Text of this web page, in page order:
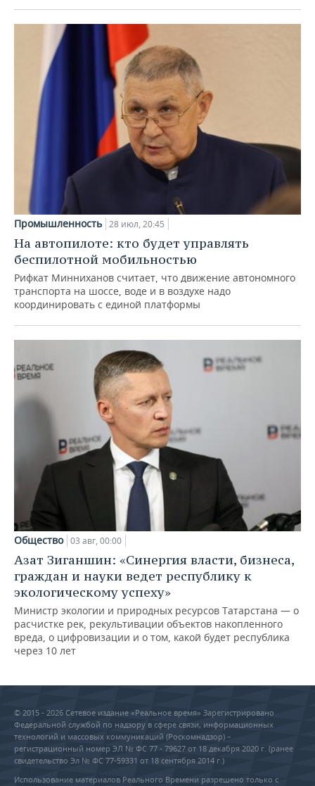
Промышленность 28 июл, 20:45
На автопилоте: кто будет управлять
беспилотной мобильностью
Рифкат Минниханов считает, что движение автономного
транспорта на шоссе, воде и в воздухе надо
координировать с единой платформы
Общество 03 авг, 00:00
Азат Зиганшин: «Синергия власти, бизнеса,
граждан и науки ведет республику к
экологическому успеху»
Министр экологии и природных ресурсов Татарстана — о
расчистке рек, рекультивации объектов накопленного
вреда, о цифровизации и о том, какой будет республика
через 10 лет
© 2015 - 2026 Сетевое издание «Реальное время» Зарегистрировано
Федеральной службой по надзору в сфере связи, информационных
технологий и массовых коммуникаций (Роскомнадзор) –
регистрационный номер ЭЛ № ФС 77 - 79627 от 18 декабря 2020 г. (ранее
свидетельство Эл № ФС 77-59331 от 18 сентября 2014 г.)
Использование материалов Реального Времени разрешено только с